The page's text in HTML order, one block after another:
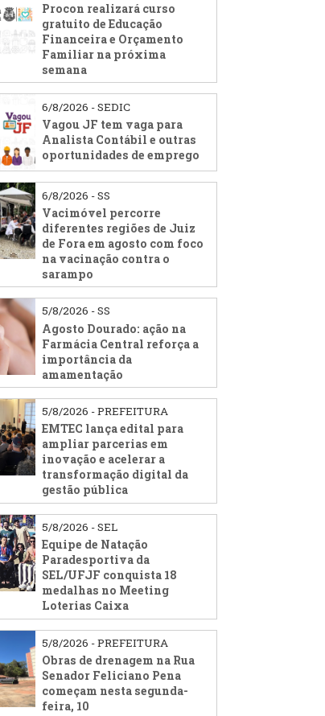
Procon realizará curso
gratuito de Educação
Financeira e Orçamento
Familiar na próxima
semana
6/8/2026 - SEDIC
Vagou JF tem vaga para
Analista Contábil e outras
oportunidades de emprego
6/8/2026 - SS
Vacimóvel percorre
diferentes regiões de Juiz
de Fora em agosto com foco
na vacinação contra o
sarampo
5/8/2026 - SS
Agosto Dourado: ação na
Farmácia Central reforça a
importância da
amamentação
5/8/2026 - PREFEITURA
EMTEC lança edital para
ampliar parcerias em
inovação e acelerar a
transformação digital da
gestão pública
5/8/2026 - SEL
Equipe de Natação
Paradesportiva da
SEL/UFJF conquista 18
medalhas no Meeting
Loterias Caixa
5/8/2026 - PREFEITURA
Obras de drenagem na Rua
Senador Feliciano Pena
começam nesta segunda-
feira, 10